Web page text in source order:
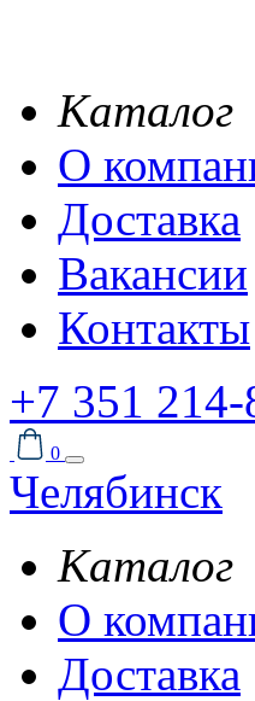
Каталог
О
Доставка
Вакансии
Контакты
+7 351
0
Челябинск
Каталог
О
Доставка